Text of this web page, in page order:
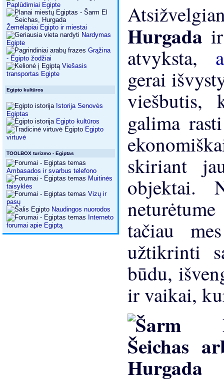
Paplūdimiai Egipte
Žemėlapiai Egipto ir miestai
Nardymas
Egipte
Grąžina
- Egipto žodžiai
Viešasis
transportas Egipte
Egipto kultūros
Istorija Senovės
Egiptas
Egipto kultūros
Egipto
virtuvė
TOOLBOX turizmo - Egiptas
Ambasados ​​ir svarbus telefono
Muitinės
taisyklės
Vizų ir
pasų
Naudingos nuorodos
Interneto
forumai apie Egiptą
Hurgada
atvyksta,
gerai
viešbutis,
galima
skiriant
objektai.
tačiau
užtikrinti
būdu,
ir vaikai,